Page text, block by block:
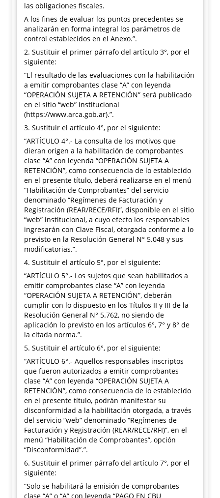
las obligaciones fiscales.
A los fines de evaluar los puntos precedentes se
analizarán en forma integral los parámetros de
control establecidos en el Anexo.”.
2. Sustituir el primer párrafo del artículo 3°, por el
siguiente:
“El resultado de las evaluaciones con la habilitación
a emitir comprobantes clase “A” con leyenda
“OPERACIÓN SUJETA A RETENCIÓN” será publicado
en el sitio “web” institucional
(https://www.arca.gob.ar).”.
3. Sustituir el artículo 4°, por el siguiente:
“ARTÍCULO 4°.- La consulta de los motivos que
dieran origen a la habilitación de comprobantes
clase “A” con leyenda “OPERACIÓN SUJETA A
RETENCIÓN”, como consecuencia de lo establecido
en el presente título, deberá realizarse en el menú
“Habilitación de Comprobantes” del servicio
denominado “Regímenes de Facturación y
Registración (REAR/RECE/RFI)”, disponible en el sitio
“web” institucional, a cuyo efecto los responsables
ingresarán con Clave Fiscal, otorgada conforme a lo
previsto en la Resolución General N° 5.048 y sus
modificatorias.”.
4. Sustituir el artículo 5°, por el siguiente:
“ARTÍCULO 5°.- Los sujetos que sean habilitados a
emitir comprobantes clase “A” con leyenda
“OPERACIÓN SUJETA A RETENCIÓN”, deberán
cumplir con lo dispuesto en los Títulos II y III de la
Resolución General N° 5.762, no siendo de
aplicación lo previsto en los artículos 6°, 7° y 8° de
la citada norma.”.
5. Sustituir el artículo 6°, por el siguiente:
“ARTÍCULO 6°.- Aquellos responsables inscriptos
que fueron autorizados a emitir comprobantes
clase “A” con leyenda “OPERACIÓN SUJETA A
RETENCIÓN”, como consecuencia de lo establecido
en el presente título, podrán manifestar su
disconformidad a la habilitación otorgada, a través
del servicio “web” denominado “Regímenes de
Facturación y Registración (REAR/RECE/RFI)”, en el
menú “Habilitación de Comprobantes”, opción
“Disconformidad”.”.
6. Sustituir el primer párrafo del artículo 7°, por el
siguiente:
“Solo se habilitará la emisión de comprobantes
clase “A” o “A” con leyenda “PAGO EN CBU